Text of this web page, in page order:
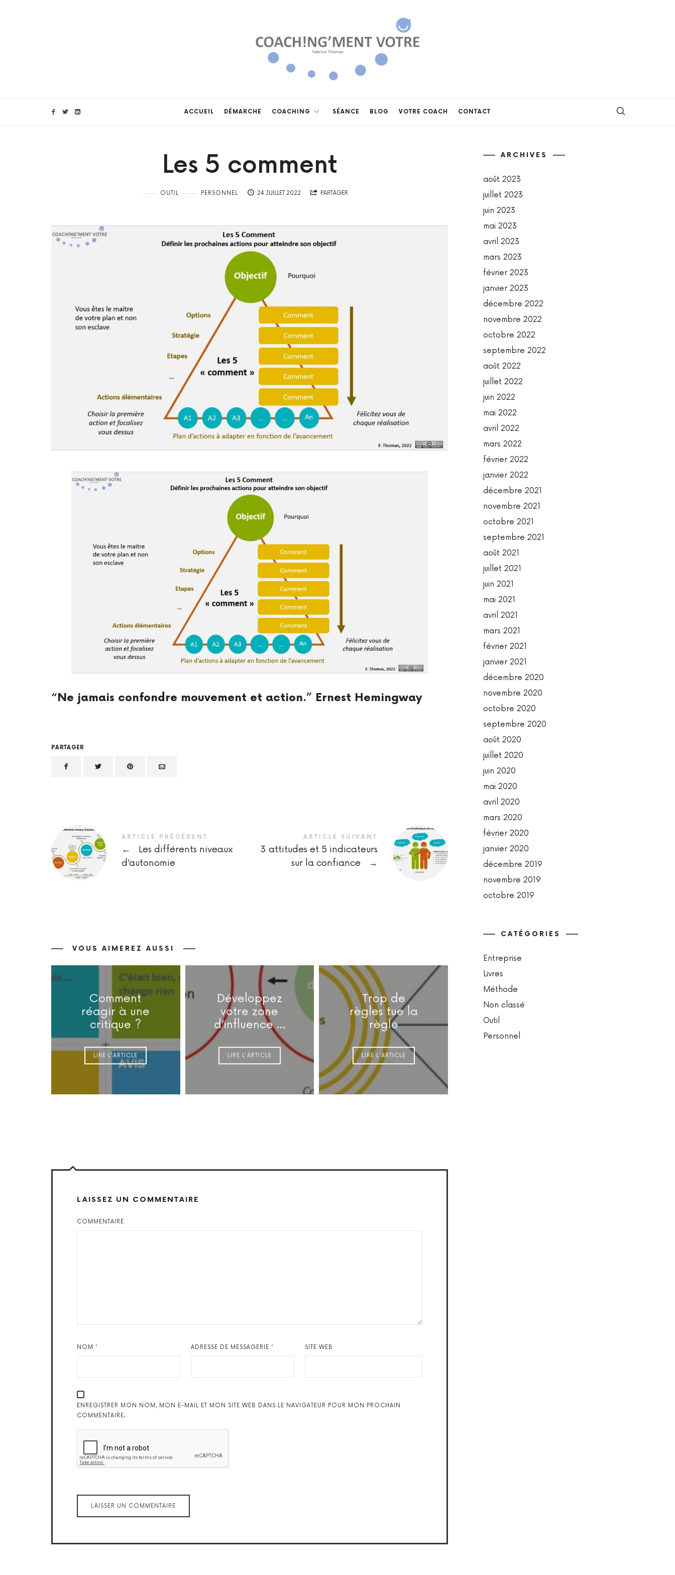
Coach!ng'ment
vôtre
ACCUEIL DÉMARCHE COACHING SÉANCE BLOG VOTRE COACH CONTACT
Les 5 comment
OUTIL PERSONNEL 24 JUILLET 2022 PARTAGER
“Ne jamais confondre mouvement et action.” Ernest Hemingway
PARTAGER
ARTICLE PRÉCÉDENT
←
Les différents niveaux
d’autonomie
ARTICLE SUIVANT
3 attitudes et 5 indicateurs
sur la confiance
→
VOUS AIMEREZ AUSSI
Comment
réagir à une
critique ?
LIRE L'ARTICLE
Développez
votre zone
d’influence …
LIRE L'ARTICLE
Trop de
règles tue la
règle
LIRE L'ARTICLE
LAISSEZ UN COMMENTAIRE
COMMENTAIRE
NOM * ADRESSE DE MESSAGERIE* SITE WEB
ENREGISTRER MON NOM, MON E-MAIL ET MON SITE WEB DANS LE NAVIGATEUR POUR MON PROCHAIN
COMMENTAIRE.
ARCHIVES
août 2023
juillet 2023
juin 2023
mai 2023
avril 2023
mars 2023
février 2023
janvier 2023
décembre 2022
novembre 2022
octobre 2022
septembre 2022
août 2022
juillet 2022
juin 2022
mai 2022
avril 2022
mars 2022
février 2022
janvier 2022
décembre 2021
novembre 2021
octobre 2021
septembre 2021
août 2021
juillet 2021
juin 2021
mai 2021
avril 2021
mars 2021
février 2021
janvier 2021
décembre 2020
novembre 2020
octobre 2020
septembre 2020
août 2020
juillet 2020
juin 2020
mai 2020
avril 2020
mars 2020
février 2020
janvier 2020
décembre 2019
novembre 2019
octobre 2019
CATÉGORIES
Entreprise
Livres
Méthode
Non classé
Outil
Personnel